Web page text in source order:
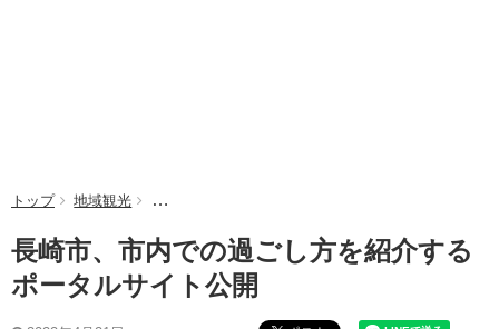
トップ 地域観光 長崎市、市内での過ごし方を紹介するポータルサイ
長崎市、市内での過ごし方を紹介する
ポータルサイト公開